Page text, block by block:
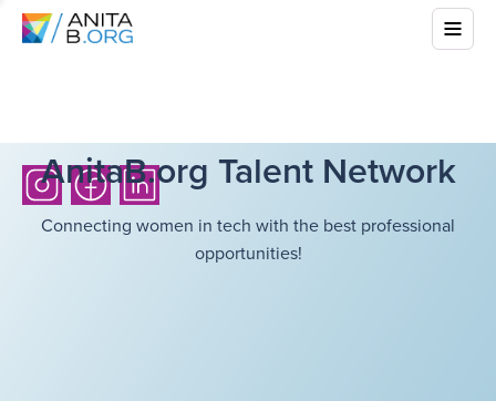
AnitaB.org Talent Network
Connecting women in tech with the best professional
opportunities!